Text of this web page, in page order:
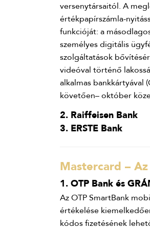
versenytársaitól. A
értékpapírszámla-
funkcióját: a
személyes digitális
szolgáltatások
videóval történő
alkalmas bankkártyával
követően– október
2. Raiffeisen Bank
3. ERSTE Bank
Mastercard –
1. OTP Bank és
Az OTP SmartBank
értékelése
kódos fizetésének